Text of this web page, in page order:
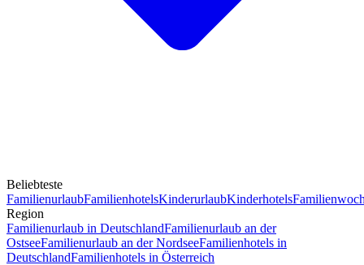
Beliebteste
FamilienurlaubFamilienhotelsKinderurlaubKinderhotels
Region
Familienurlaub in DeutschlandFamilienurlaub an der
OstseeFamilienurlaub an der NordseeFamilienhotels in
DeutschlandFamilienhotels in Österreich